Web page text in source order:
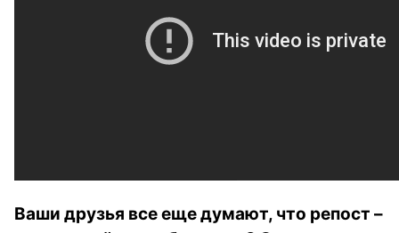
Ваши друзья все еще думают, что репост –